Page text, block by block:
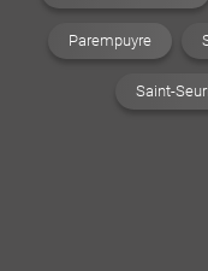
Parempuyre
Saint-